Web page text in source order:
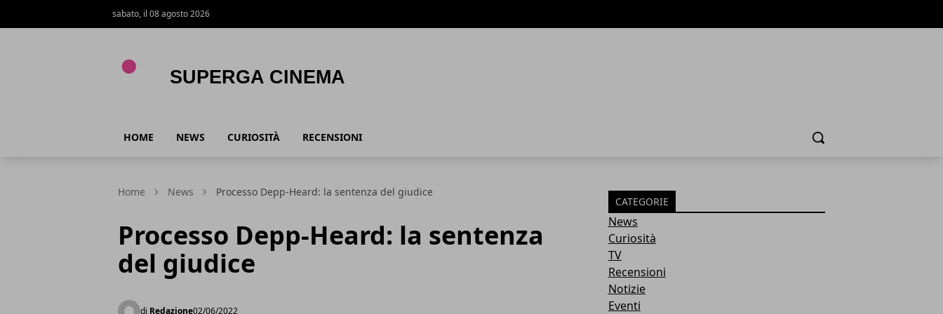
sabato, il 08 agosto 2026
HOME NEWS CURIOSITÀ RECENSIONI Cerca
Home News Processo Depp-Heard: la sentenza del giudice
Processo Depp-Heard: la sentenza
del giudice
di Redazione02/06/2022
CATEGORIE
News
Curiosità
TV
Recensioni
Notizie
Eventi